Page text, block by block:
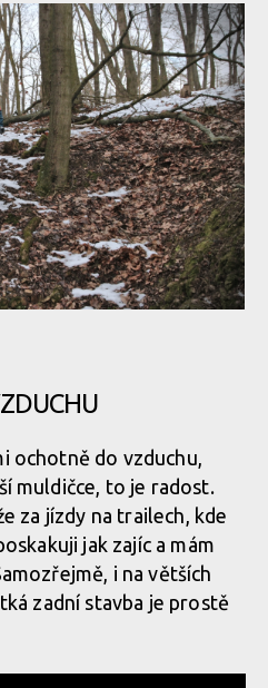
ochotně do vzduchu,
muldičce, to je radost.
za jízdy na trailech, kde
jak zajíc a mám
i na větších
zadní stavba je prostě